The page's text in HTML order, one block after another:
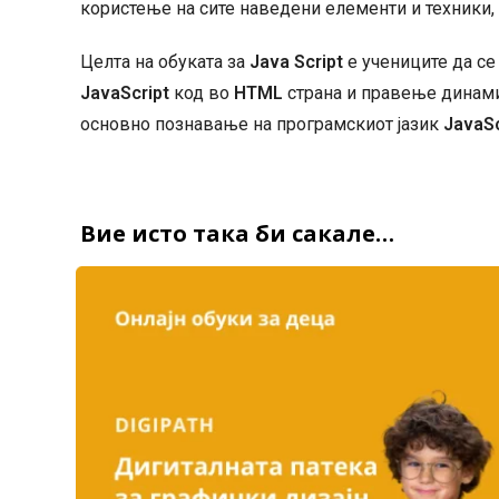
користење на сите наведени елементи и
Целта на обуката за Java Script e учениците да
JavaScript код во HTML страна и правење
основно познавање на програмскиот јазик
Вие исто така би сакале…